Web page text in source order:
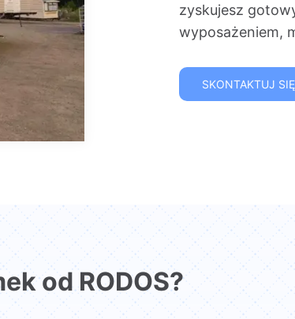
zyskujesz
wyposażeniem,
SKONTAKTUJ
od RODOS?